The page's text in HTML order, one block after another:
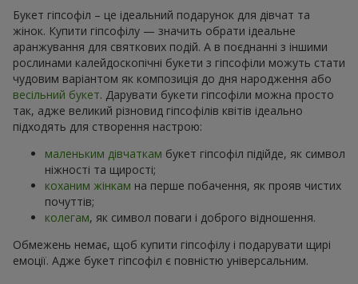
Букет гіпсофіл – це ідеальний подарунок для дівчат та
жінок. Купити гіпсофілу — значить обрати ідеальне
аранжування для святкових подій. А в поєднанні з іншими
рослинами калейдоскопічні букети з гіпсофіли можуть стати
чудовим варіантом як композиція до дня народження або
весільний букет. Дарувати букети гіпсофіли можна просто
так, адже великий різновид гіпсофілів квітів ідеально
підходять для створення настрою:
маленьким дівчаткам букет гіпсофіл підійде, як символ
ніжності та щирості;
коханим жінкам на перше побачення, як прояв чистих
почуттів;
колегам, як символ поваги і доброго відношення.
Обмежень немає, щоб купити гіпсофілу і подарувати щирі
емоції. Адже букет гіпсофіл є повністю універсальним.